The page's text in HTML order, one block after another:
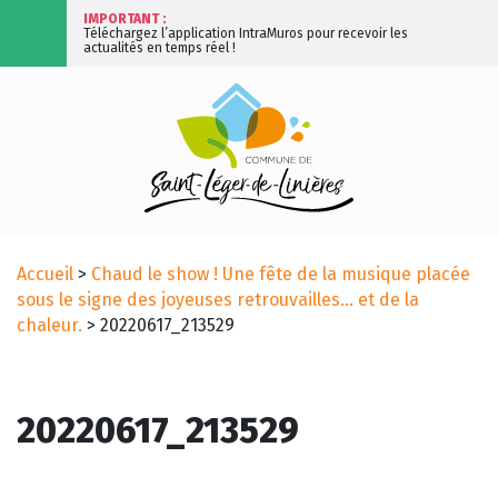
IMPORTANT :
Téléchargez l’application IntraMuros pour recevoir les
actualités en temps réel !
Accueil > Chaud le show ! Une fête de la musique placée
sous le signe des joyeuses retrouvailles… et de la
chaleur. > 20220617_213529
20220617_213529